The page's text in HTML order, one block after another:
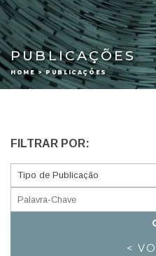
PUBLICAÇÕES
HOME > PUBLICAÇÕES
FILTRAR POR:
<